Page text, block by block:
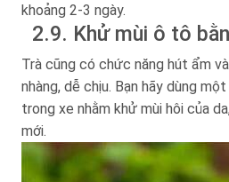
khoảng 2-3 ngày.
2.9. Khử mùi ô tô
Trà cũng có chức năng hút ẩm
nhàng, dễ chịu. Bạn hãy dùng
trong xe nhằm khử mùi hôi của
mới.